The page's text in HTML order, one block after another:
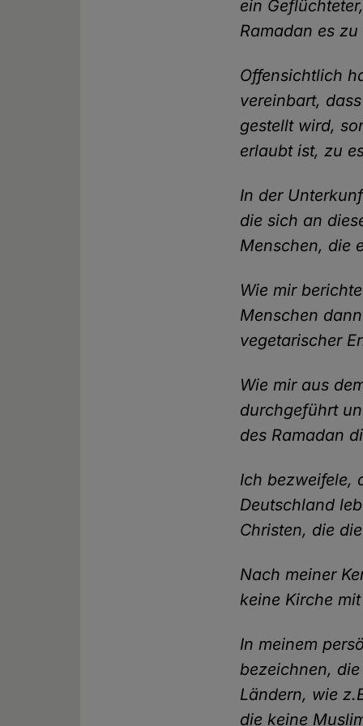
ein
Ramadan es
Offensichtlich
vereinbart,
gestellt wird,
erlaubt ist, zu
In der
die sich an
Menschen, die
Wie mir
Menschen
vegetarischer
Wie mir aus
durchgeführt
des Ramadan
Ich bezweifele,
Deutschland
Christen, die
Nach meiner
keine Kirche
In meinem
bezeichnen,
Ländern, wie
die keine